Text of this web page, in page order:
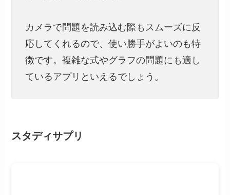
カメラで問題を読み込む際もスムーズに反
応してくれるので、使い勝手がよいのも特
徴です。複雑な式やグラフの問題にも適し
ているアプリといえるでしょう。
スタディサプリ